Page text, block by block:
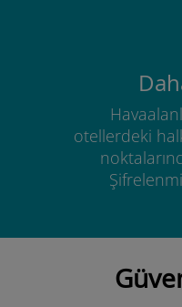
otellerdeki